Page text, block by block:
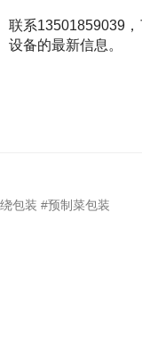
联系13501859039
设备的最新信息。
标签：#悬臂
绕包装 #预制菜包装